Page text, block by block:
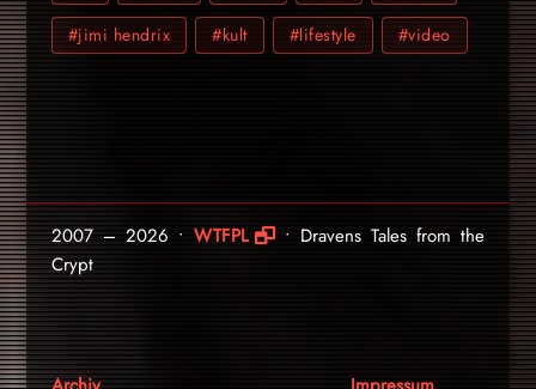
#jimi hendrix #kult #lifestyle #video
2007 – 2026 •WTFPL
• Dravens Tales from the
Crypt